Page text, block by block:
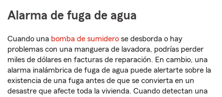
Alarma de fuga de agua
Cuando una bomba de sumidero se desborda o hay
problemas con una manguera de lavadora, podrías perder
miles de dólares en facturas de reparación. En cambio, una
alarma inalámbrica de fuga de agua puede alertarte sobre la
existencia de una fuga antes de que se convierta en un
desastre que afecte toda la vivienda. Cuando detectan una